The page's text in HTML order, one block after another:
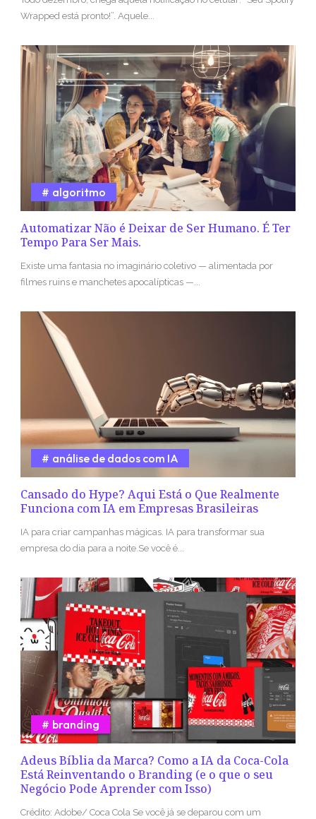
Wrapped está pronto!”. Aquele...
Automatizar Não é Deixar de Ser Humano. É Ter
Tempo Para Ser Mais.
algoritmo
Existe uma fantasia no imaginário coletivo — alimentada por
filmes ruins e manchetes apocalípticas —...
Cansado do Hype? Aqui Está o Que Realmente
Funciona com IA em Empresas Brasileiras
análise de dados com IA
IA para criar campanhas mágicas. IA para transformar sua
empresa do dia para a noite.Se você é...
Adeus Bíblia da Marca? Como a IA da Coca-Cola
Está Reinventando o Branding (e o que o seu
Negócio Pode Aprender com Isso)
branding
Crédito: Adobe/ Coca Cola Se você já se deparou com um